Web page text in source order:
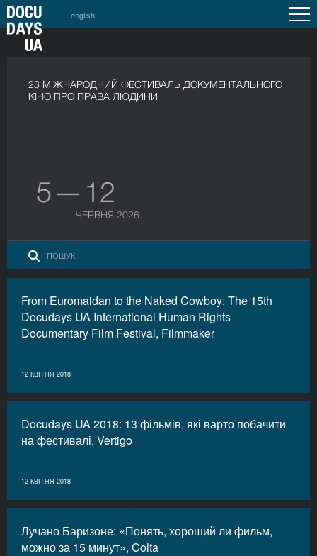
english
23 МІЖНАРОДНИЙ ФЕСТИВАЛЬ ДОКУМЕНТАЛЬНОГО
КІНО ПРО ПРАВА ЛЮДИНИ
5 — 12
ЧЕРВНЯ 2026
From Euromaidan to the Naked Cowboy: The 15th
Docudays UA International Human Rights
Documentary Film Festival, Filmmaker
12 КВІТНЯ 2018
Docudays UA 2018: 13 фільмів, які варто побачити
на фестивалі, Vertigo
12 КВІТНЯ 2018
Лучано Баризоне: «Понять, хороший ли фильм,
можно за 15 минут», Colta